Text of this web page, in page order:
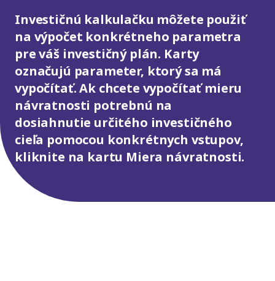
Investičnú kalkulačku môžete použiť
na výpočet konkrétneho parametra
pre váš investičný plán. Karty
označujú parameter, ktorý sa má
vypočítať. Ak chcete vypočítať mieru
návratnosti potrebnú na
dosiahnutie určitého investičného
cieľa pomocou konkrétnych vstupov,
kliknite na kartu Miera návratnosti.